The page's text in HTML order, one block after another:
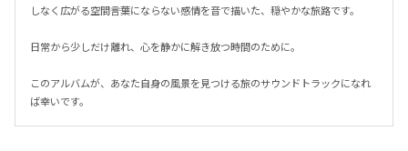
しなく広がる空間――言葉にならない感情を音で描いた、穏やかな旅路です。
日常から少しだけ離れ、心を静かに解き放つ時間のために。
このアルバムが、あなた自身の風景を見つける旅のサウンドトラックになれ
ば幸いです。